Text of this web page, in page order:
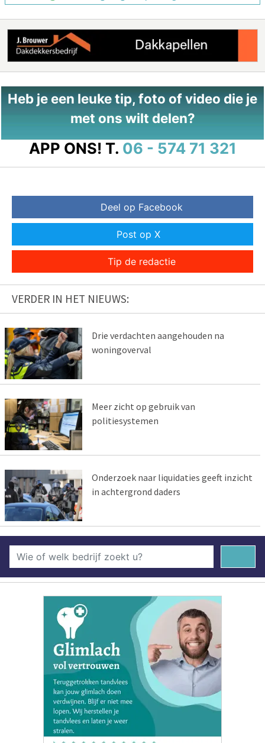
Heb je een leuke tip, foto of video die je
met ons wilt delen?
APP ONS! T. 06 - 574 71 321
Deel op Facebook
Post op X
Tip de redactie
VERDER IN HET NIEUWS:
Drie verdachten aangehouden na
woningoverval
Meer zicht op gebruik van
politiesystemen
Onderzoek naar liquidaties geeft inzicht
in achtergrond daders